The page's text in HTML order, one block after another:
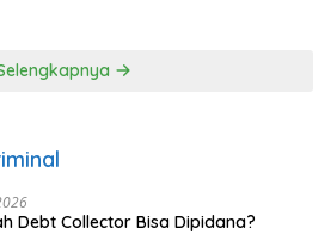
Debt Collector Bisa Dipidana?